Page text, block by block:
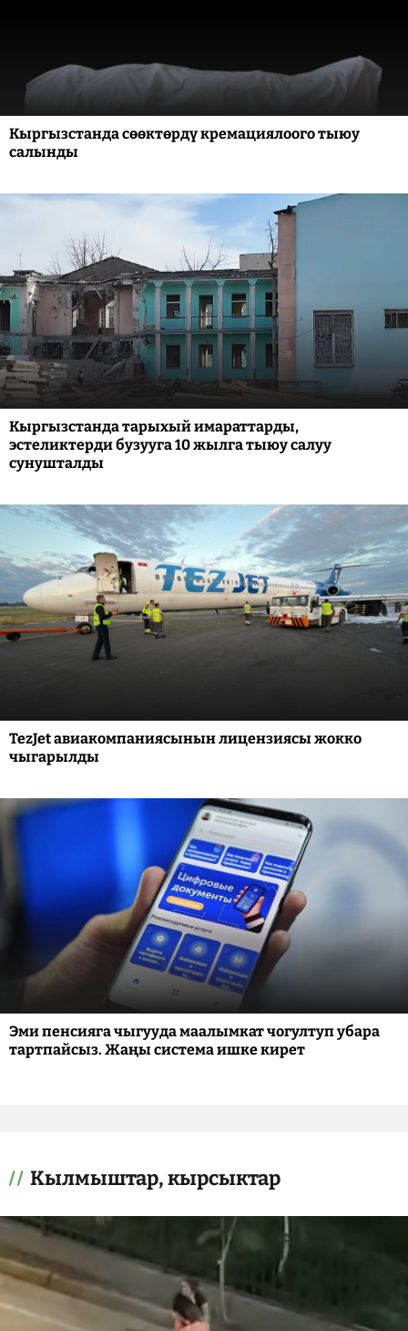
Кыргызстанда сөөктөрдү кремациялоого тыюу
салынды
Кыргызстанда тарыхый имараттарды,
эстеликтерди бузууга 10 жылга тыюу салуу
сунушталды
TezJet авиакомпаниясынын лицензиясы жокко
чыгарылды
Эми пенсияга чыгууда маалымкат чогултуп убара
тартпайсыз. Жаңы система ишке кирет
Кылмыштар, кырсыктар